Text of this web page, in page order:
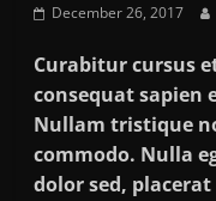
December 26, 2017
Curabitur cursus
consequat sapien
Nullam tristique
commodo. Nulla
dolor sed,